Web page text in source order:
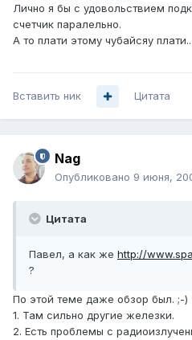
Лично я бы с удовольствием
счетчик паралельно.
А то плати этому чубайсяу
Вставить ник Цитата
Nag
Опубликовано 9 июня,
Цитата
Павел, а как же http://
?
По этой теме даже обзор был. ;-)
1. Там сильно другие железки.
2. Есть проблемы с